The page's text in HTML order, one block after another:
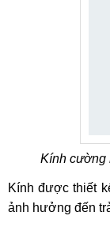
Kính cường
Kính được thiết
ảnh hưởng đến